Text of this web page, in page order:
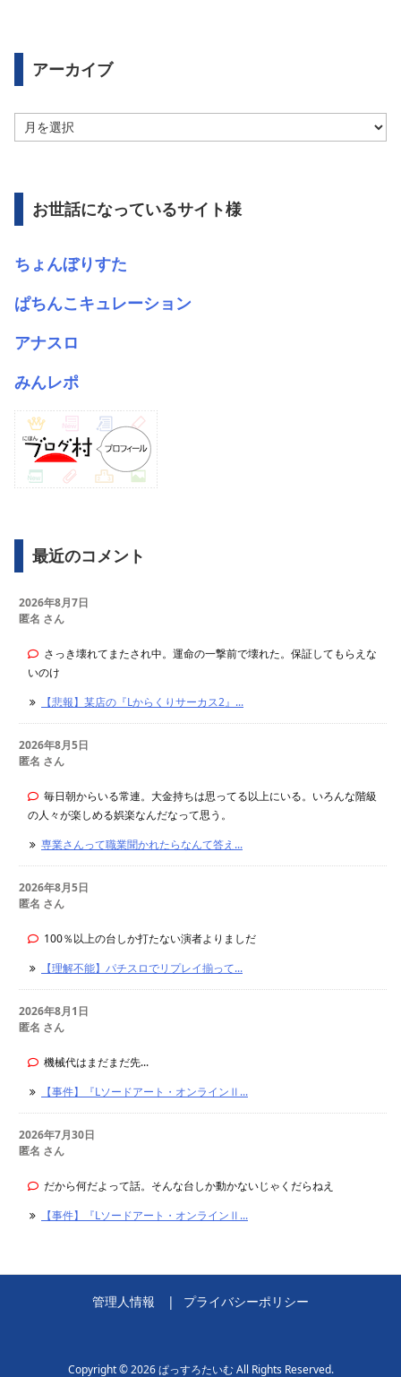
アーカイブ
ー
ブ
お世話になっているサイト様
ちょんぼりすた
ぱちんこキュレーション
アナスロ
みんレポ
最近のコメント
2026年8月7日
匿名 さん
さっき壊れてまたされ中。運命の一撃前で壊れた。保証してもらえな
いのけ
【悲報】某店の『Lからくりサーカス2』...
2026年8月5日
匿名 さん
毎日朝からいる常連。大金持ちは思ってる以上にいる。いろんな階級
の人々が楽しめる娯楽なんだなって思う。
専業さんって職業聞かれたらなんて答え...
2026年8月5日
匿名 さん
100％以上の台しか打たない演者よりましだ
【理解不能】パチスロでリプレイ揃って...
2026年8月1日
匿名 さん
機械代はまだまだ先...
【事件】『Lソードアート・オンラインⅡ...
2026年7月30日
匿名 さん
だから何だよって話。そんな台しか動かないじゃくだらねえ
【事件】『Lソードアート・オンラインⅡ...
管理人情報 プライバシーポリシー
Copyright ©2026 ぱっすろたいむAll Rights Reserved.